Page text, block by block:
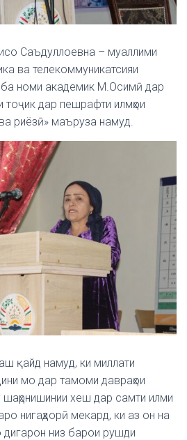
Саъдуллоевна – муаллими
ва телекоммуникатсияи
ба номи академик М.Осимӣ дар
тоҷик дар пешрафти илмҳои
риёзӣ» маъруза намуд.
қайд намуд, ки миллати
мо дар тамоми давраҳои
шаҳрнишинии хеш дар самти илми
нигаҳдорӣ мекард, ки аз он на
дигарон низ барои рушди